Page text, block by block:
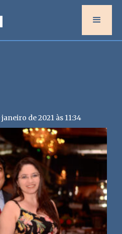
de 2021 às 11:34